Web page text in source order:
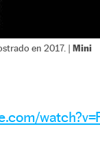
en 2017. | Mini